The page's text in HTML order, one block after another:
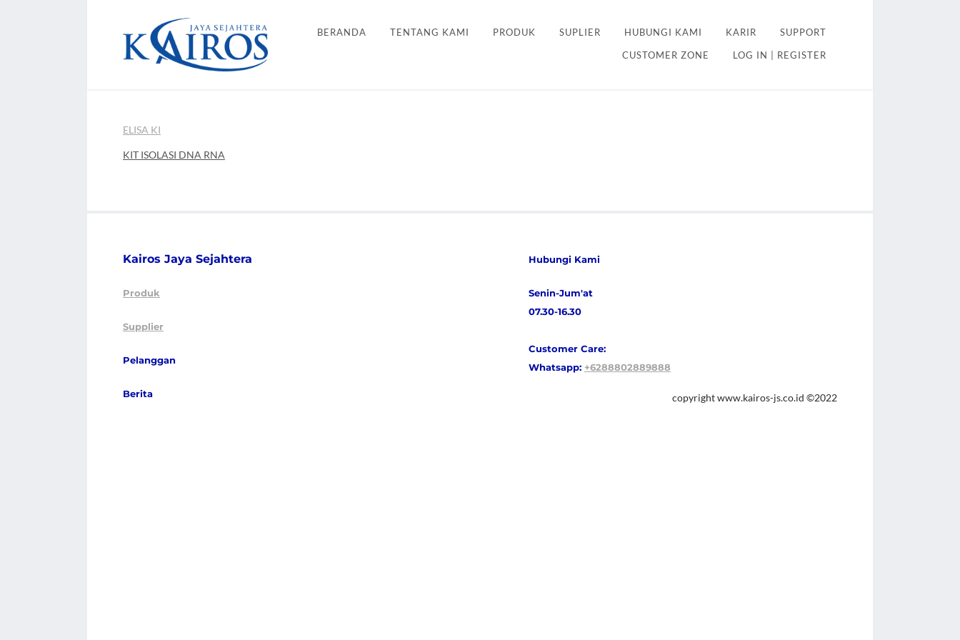
BERANDA TENTANG KAMI PRODUK SUPLIER HUBUNGI KAMI KARIR SUPPORT
CUSTOMER ZONE LOG IN | REGISTER
ELISA KI
KIT ISOLASI DNA RNA
Kairos Jaya Sejahtera
Produk
Supplier
Pelanggan
Berita
Hubungi Kami
Senin-Jum'at
07.30-16.30
Customer Care:
Whatsapp: +6288802889888
copyright www.kairos-js.co.id ©2022